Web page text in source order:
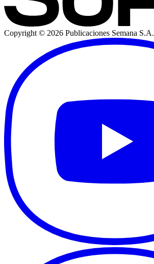
Copyright © 2026 Publicaciones Semana S.A.